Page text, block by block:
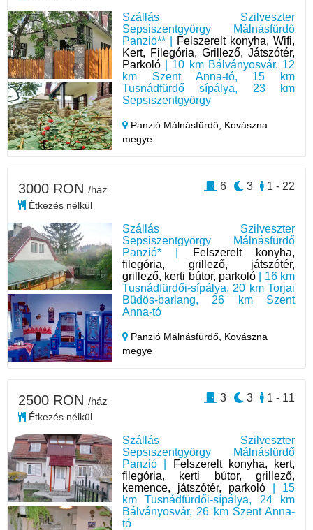
Szállás Szilveszter
Sepsiszentgyörgy Málnásfürdő
Panzió** |
Felszerelt konyha, Wifi,
Kert, Filegória, Grillező, Játszótér,
Parkoló | 10 km Bálványosvár, 12
km Szent Anna-tó, 15 km
Tusnádfürdő sípálya, 23 km
Sepsiszentgyörgy
Panzió Málnásfürdő, Kovászna
megye
Szállás Szilveszter
Sepsiszentgyörgy Málnásfürdő
Panzió* |
Felszerelt konyha,
filegória, grillező, játszótér,
grillező, kerti bútor, parkoló | 16 km
Tusnádfürdői-sípálya, 20 km Torjai
Büdös-barlang, 26 km Szent
Anna-tó
Panzió Málnásfürdő, Kovászna
megye
3000 RON /ház
Étkezés nélkül
1 - 22
3
6
Szállás Szilveszter
Sepsiszentgyörgy Málnásfürdő
Panzió |
Felszerelt konyha, kert,
filegória, kerti bútor, grillező,
kemence, játszótér, parkoló | 15
km Tusnádfürdői-sípálya, 24 km
Bálványosvár, 26 km Szent Anna-
tó
2500 RON /ház
Étkezés nélkül
1 - 11
3
3